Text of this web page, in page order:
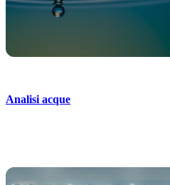
Analisi acque